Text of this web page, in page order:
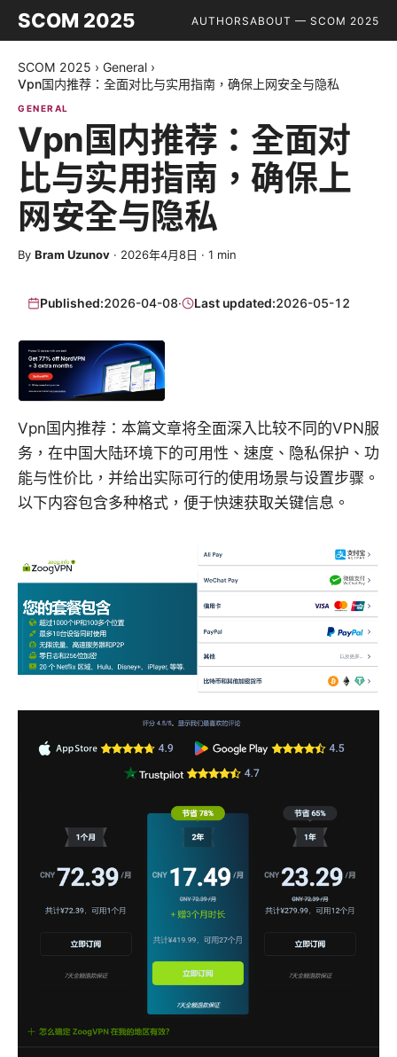
SCOM 2025 AUTHORSABOUT — SCOM 2025
SCOM 2025 › General ›
Vpn国内推荐：全面对比与实用指南，确保上网安全与隐私
GENERAL
Vpn国内推荐：全面对
比与实用指南，确保上
网安全与隐私
By Bram Uzunov · 2026年4月8日 · 1 min
Published:2026-04-08· Last updated:2026-05-12
Vpn国内推荐：本篇文章将全面深入比较不同的VPN服
务，在中国大陆环境下的可用性、速度、隐私保护、功
能与性价比，并给出实际可行的使用场景与设置步骤。
以下内容包含多种格式，便于快速获取关键信息。